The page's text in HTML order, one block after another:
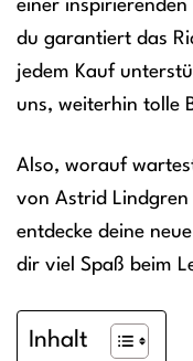
einer
du garantiert das
jedem Kauf
uns, weiterhin tolle
Also, worauf
von Astrid Lindgren
entdecke deine
dir viel Spaß beim
Inhalt